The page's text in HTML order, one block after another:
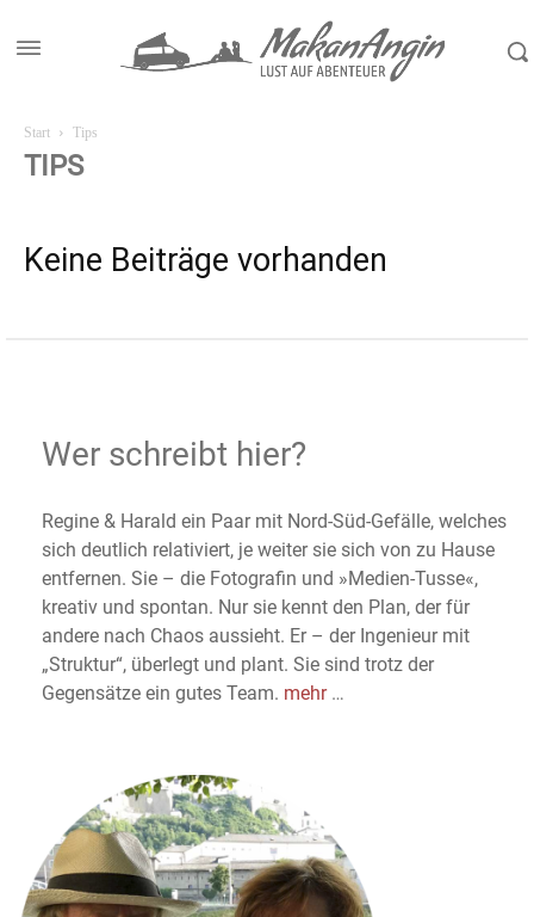
Start Tips
TIPS
Keine Beiträge vorhanden
Wer schreibt hier?
Regine & Harald ein Paar mit Nord-Süd-Gefälle, welches
sich deutlich relativiert, je weiter sie sich von zu Hause
entfernen. Sie – die Fotografin und »Medien-Tusse«,
kreativ und spontan. Nur sie kennt den Plan, der für
andere nach Chaos aussieht. Er – der Ingenieur mit
„Struktur“, überlegt und plant. Sie sind trotz der
Gegensätze ein gutes Team. mehr …